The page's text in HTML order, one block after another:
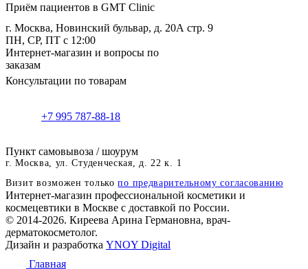
Приём пациентов в GMT Clinic
г. Москва, Новинский бульвар, д. 20А стр. 9
ПН, СР, ПТ с 12:00
Интернет-магазин и вопросы по
заказам
Консультации по товарам
+7 995 787-88-18
Пункт самовывоза / шоурум
г. Москва, ул. Студенческая, д. 22 к. 1
Визит возможен толькопо предварительному согласованию
Интернет-магазин профессиональной косметики и
космецевтики в Москве с доставкой по России.
© 2014-2026. Киреева Арина Германовна, врач-
дерматокосметолог.
Дизайн и разработка YNOY Digital
Главная